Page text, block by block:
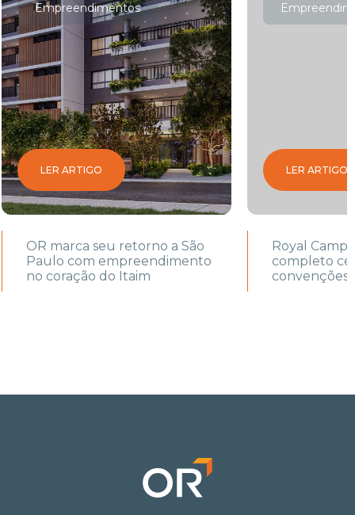
Empreendimentos
LER ARTIGO
OR marca seu retorno a São
Paulo com empreendimento
no coração do Itaim
LER ARTIGO
Royal
completo
convenções